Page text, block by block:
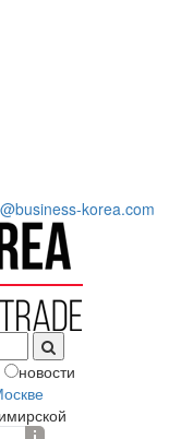
korea.com
новости